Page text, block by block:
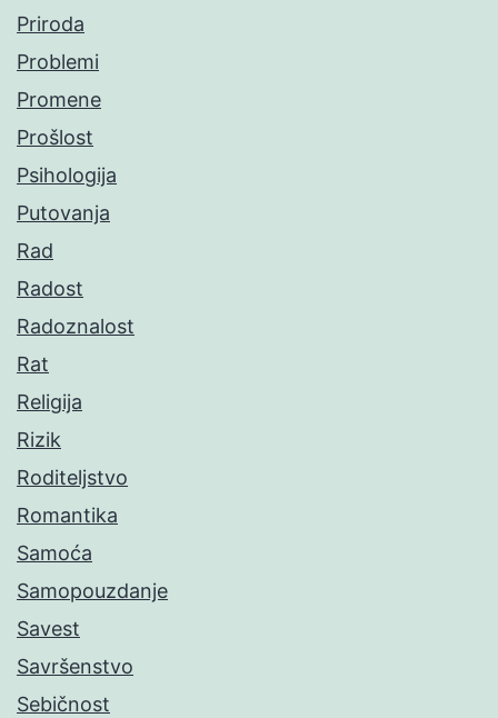
Priroda
Problemi
Promene
Prošlost
Psihologija
Putovanja
Rad
Radost
Radoznalost
Rat
Religija
Rizik
Roditeljstvo
Romantika
Samoća
Samopouzdanje
Savest
Savršenstvo
Sebičnost